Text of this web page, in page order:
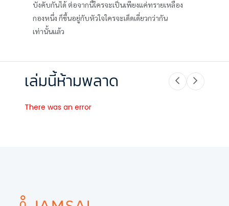
บังคับกันได้ ต่อจากนี้ใครจะเป็นเพียงแค่ทรายเหลือง
กองหนึ่ง ก็ขึ้นอยู่กับหัวใจใครจะเด็ดเดี่ยวกว่ากัน
เท่านั้นแล้ว
เล่มนี้ห้ามพลาด
There was an error